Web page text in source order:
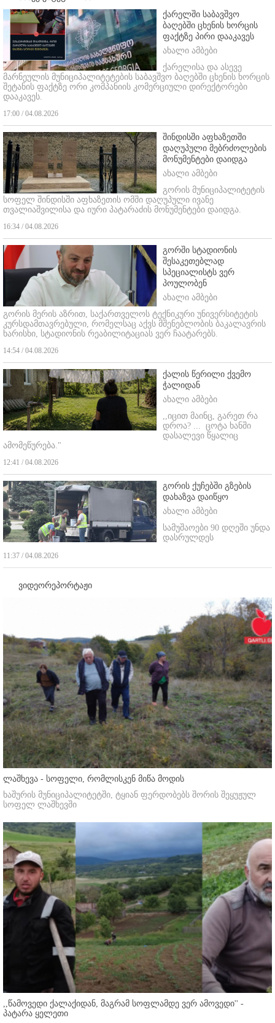
ქარელში საბავშვო
ბაღებში ცხენის ხორცის
ფაქტზე პირი დააკავეს
ახალი ამბები
ქარელისა და ასევე
მარნეულის მუნიციპალიტეტების საბავშვო ბაღებში ცხენის ხორცის
შეტანის ფაქტზე ორი კომპანიის კომერციული დირექტორები
დააკავეს.
17:00 / 04.08.2026
შინდისში აფხაზეთში
დაღუპული მებრძოლების
მონუმენტები დაიდგა
ახალი ამბები
გორის მუნიციპალიტეტის
სოფელ შინდისში აფხაზეთის ომში დაღუპული ივანე
თვალიაშვილისა და იური პატარაძის მონუმენტები დაიდგა.
16:34 / 04.08.2026
გორში სტადიონის
შესაკეთებლად
სპეციალისტს ვერ
პოულობენ
ახალი ამბები
გორის მერის აზრით, საქართველოს ტექნიკური უნივერსიტეტის
კურსდამთავრებული, რომელსაც აქვს მშენებლობის ბაკალავრის
ხარისხი, სტადიონის რეაბილიტაციას ვერ ჩაატარებს.
14:54 / 04.08.2026
ქალის წერილი ქვემო
ჭალიდან
ახალი ამბები
,,იცით მაინც, გარეთ რა
დროა? ... ცოტა ხანში
დასალევი წყალიც
ამომეწურება."
12:41 / 04.08.2026
გორის ქუჩებში გზების
დახაზვა დაიწყო
ახალი ამბები
სამუშაოები 90 დღეში უნდა
დასრულდეს
11:37 / 04.08.2026
ვიდეორეპორტაჟი
ლაშხევა - სოფელი, რომლისკენ მიწა მოდის
ხაშურის მუნიციპალიტეტში, ტყიან ფერდობებს შორის შეყუჟულ
სოფელ ლაშხევში
,,წამოვედი ქალაქიდან, მაგრამ სოფლამდე ვერ ამოვედი'' -
პატარა ყელეთი